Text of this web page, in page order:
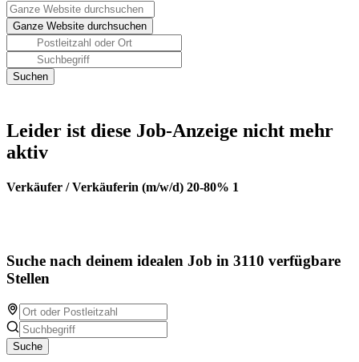
Leider ist diese Job-Anzeige nicht mehr
aktiv
Verkäufer / Verkäuferin (m/w/d) 20-80% 1
Suche nach deinem idealen Job in 3110 verfügbare
Stellen
Suche